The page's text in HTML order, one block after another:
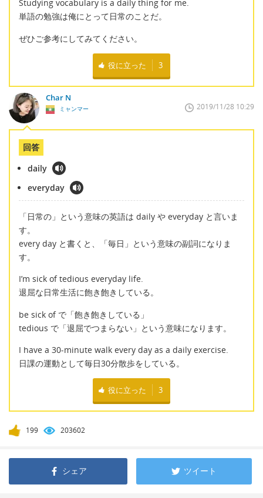
Studying vocabulary is a daily thing for me.
単語の勉強は俺にとって日常のことだ。
ぜひご参考にしてみてください。
役に立った 3
Char N
ミャンマー 2019/11/28 10:29
回答
daily
everyday
「日常の」という意味の英語は daily や everyday と言いま
す。
every day と書くと、「毎日」という意味の副詞になりま
す。
I’m sick of tedious everyday life.
退屈な日常生活に飽き飽きしている。
be sick of で「飽き飽きしている」
tedious で「退屈でつまらない」という意味になります。
I have a 30-minute walk every day as a daily exercise.
日課の運動として毎日30分散歩をしている。
役に立った 3
199 203602
シェア ツイート